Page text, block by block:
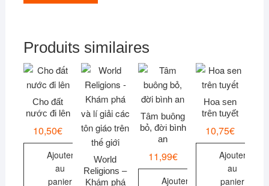
Produits similaires
Cho đất
nước đi lên
10,50€
Ajouter
au
panier
World
Religions –
Khám phá
Tâm buông
bỏ, đời bình
an
11,99€
Ajouter
Hoa sen
trên tuyết
10,75€
Ajouter
au
panier